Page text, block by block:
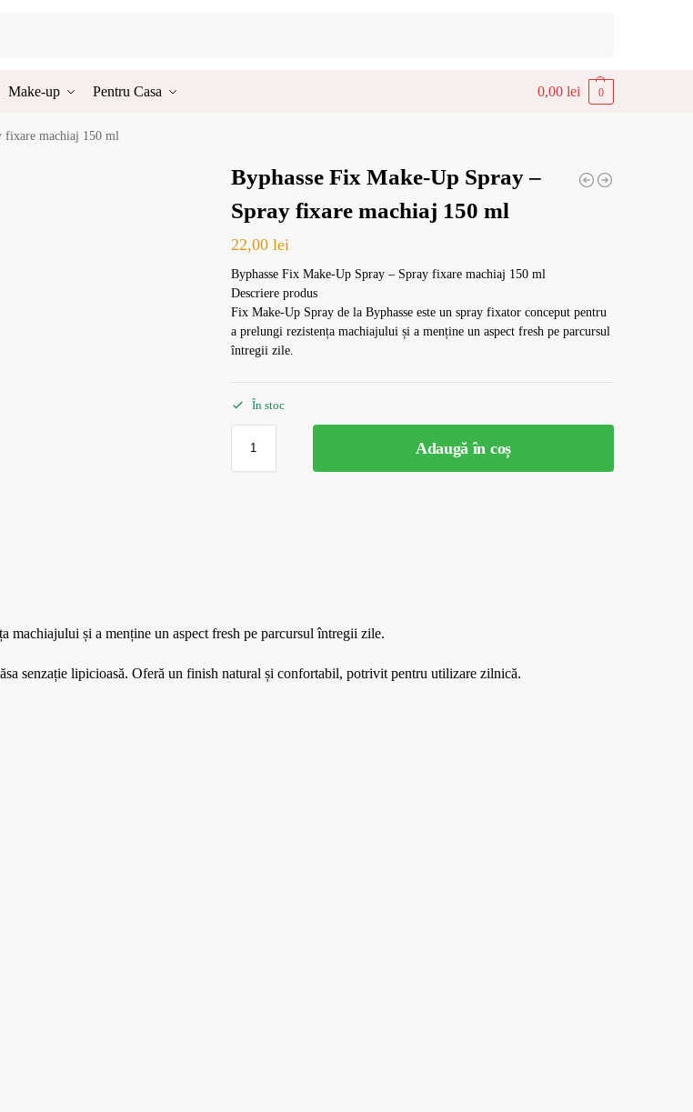
Make-up Pentru Casa 0,00 lei 0
fixare machiaj 150 ml
Byphasse Fix Make-Up Spray –
Spray fixare machiaj 150 ml
22,00 lei
Byphasse Fix Make-Up Spray – Spray fixare machiaj 150 ml
Descriere produs
Fix Make-Up Spray de la Byphasse este un spray fixator conceput pentru
a prelungi rezistența machiajului și a menține un aspect fresh pe parcursul
întregii zile.
În stoc
Adaugă în coș
machiajului și a menține un aspect fresh pe parcursul întregii zile.
senzație lipicioasă. Oferă un finish natural și confortabil, potrivit pentru utilizare zilnică.